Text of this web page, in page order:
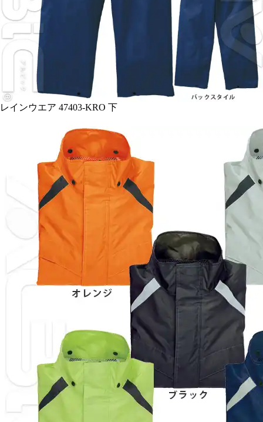
レインウエア 47403-KRO 特徴 ・反射テープ ・取り外し可